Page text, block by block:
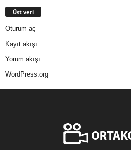
Üst veri
Oturum aç
Kayıt akışı
Yorum akışı
WordPress.org